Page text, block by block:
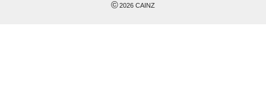
©2026 CAINZ